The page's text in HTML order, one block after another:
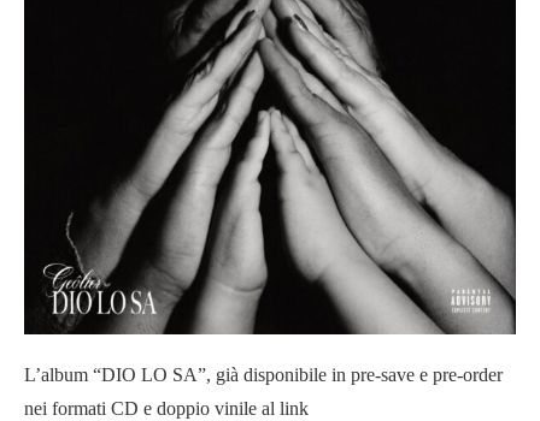
L’album “DIO LO SA”, già disponibile in pre-save e pre-order
nei formati CD e doppio vinile al link